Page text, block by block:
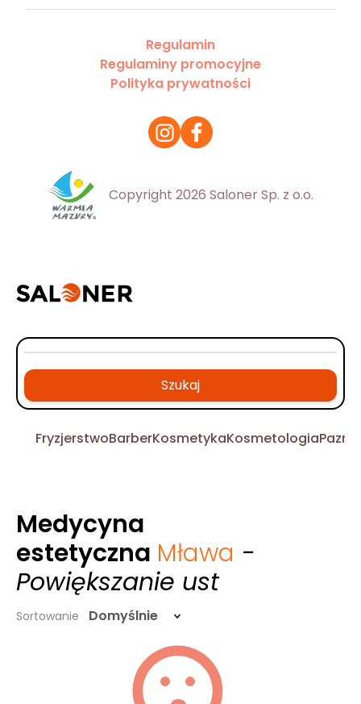
Regulamin
Regulaminy promocyjne
Polityka prywatności
Copyright 2026 Saloner Sp. z o.o.
Szukaj
FryzjerstwoBarberKosmetykaKosmetologia
Medycyna
estetyczna Mława -
Powiększanie ust
Sortowanie Domyślnie